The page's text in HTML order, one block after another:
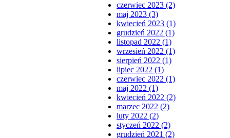
czerwiec 2023 (2)
maj 2023 (3)
kwiecień 2023 (1)
grudzień 2022 (1)
listopad 2022 (1)
wrzesień 2022 (1)
sierpień 2022 (1)
lipiec 2022 (1)
czerwiec 2022 (1)
maj 2022 (1)
kwiecień 2022 (2)
marzec 2022 (2)
luty 2022 (2)
styczeń 2022 (2)
grudzień 2021 (2)